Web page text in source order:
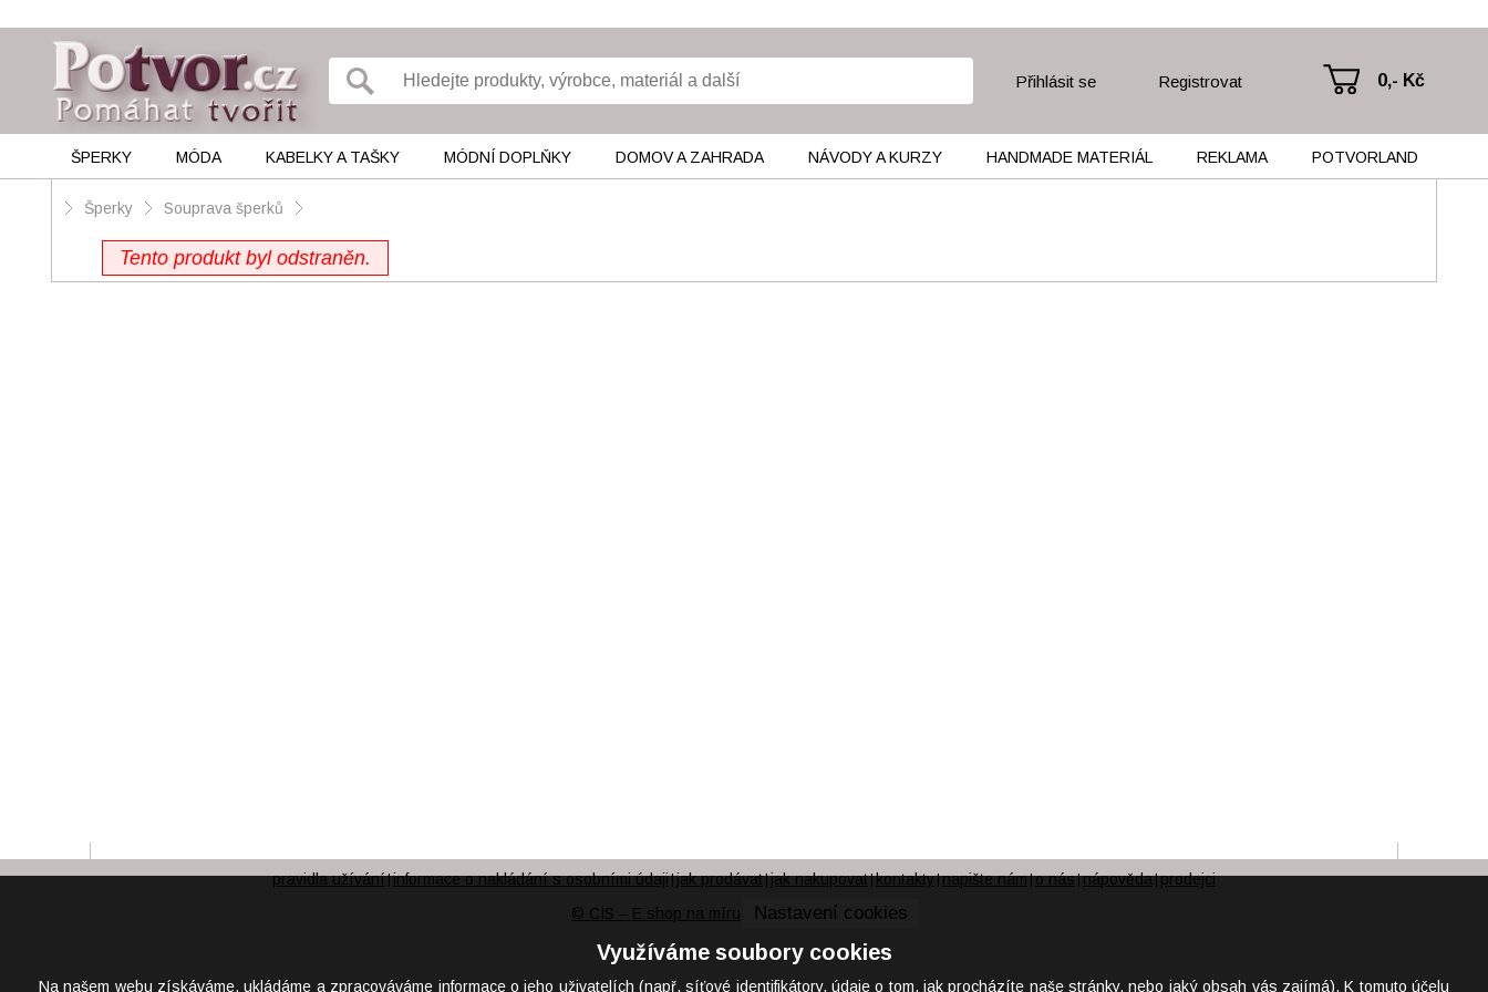
Přihlásit se Registrovat 0,- Kč
ŠPERKY MÓDA KABELKY A TAŠKY MÓDNÍ DOPLŇKY DOMOV A ZAHRADA NÁVODY A KURZY HANDMADE MATERIÁL REKLAMA POTVORLAND
Šperky Souprava šperků
Tento produkt byl odstraněn.
pravidla užívání|informace o nakládání s osobními údaji|jak prodávat|jak nakupovat|kontakty|napište nám|o nás|nápověda|prodejci
© CIS – E shop na míru
Nastavení cookies
Využíváme soubory cookies
Na našem webu získáváme, ukládáme a zpracováváme informace o jeho uživatelích (např. síťové identifikátory, údaje o tom, jak procházíte naše stránky, nebo jaký obsah vás zajímá). K tomuto účelu